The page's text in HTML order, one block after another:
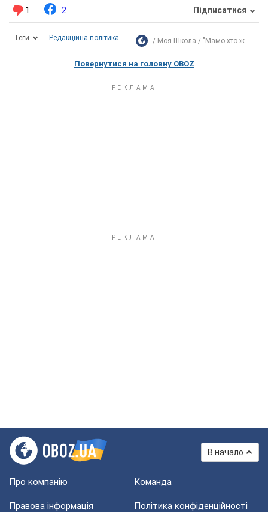
1 2 Підписатися
Теги Редакційна політика Моя Школа "Мамо хто ж...
Повернутися на головну OBOZ
В начало
Про компанію Команда
Правова інформація Політика конфіденційності